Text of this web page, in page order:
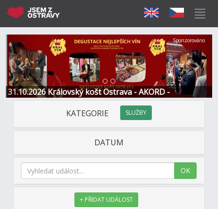
31.10.2026 Královský košt Ostrava - AKORD -
Restaurace a Hotel
Předchozí Další
Sponzorováno
KATEGORIE SLUŽBY
DATUM
OK
+ PŘIDAT UDÁLOST